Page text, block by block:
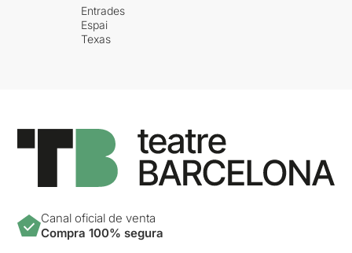
Entrades
Espai
Texas
Canal oficial de venta
Compra 100% segura